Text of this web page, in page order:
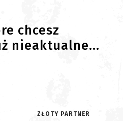
chcesz
nieaktualne...
ZŁOTY PARTNER